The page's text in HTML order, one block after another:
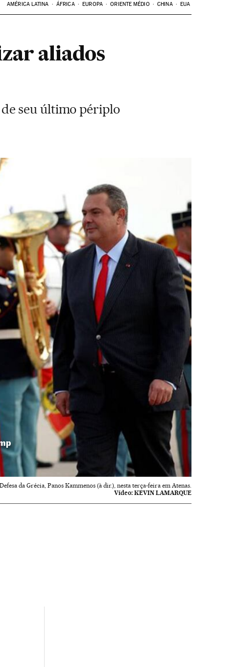
AMÉRICA LATINA ÁFRICA EUROPA ORIENTE MÉDIO CHINA EUA
aliados
de seu último périplo
da Grécia, Panos Kammenos (à dir.), nesta terça-feira em Atenas.
Vídeo: KEVIN LAMARQUE